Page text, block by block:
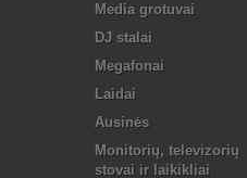
Media grotuvai
DJ stalai
Megafonai
Laidai
Ausinės
Monitorių, televizorių
stovai ir laikikliai